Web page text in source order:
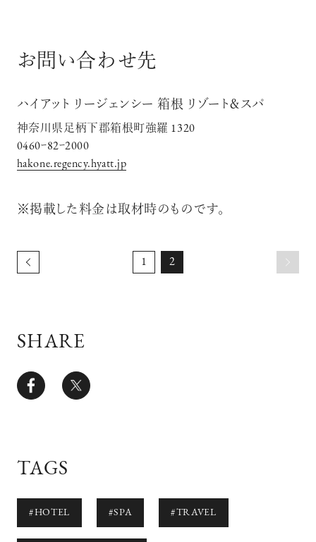
お問い合わせ先
ハイアット リージェンシー 箱根 リゾート＆スパ
神奈川県足柄下郡箱根町強羅 1320
0460ｰ82ｰ2000
hakone.regency.hyatt.jp
※掲載した料金は取材時のものです。
1 2
SHARE
TAGS
#HOTEL #SPA #TRAVEL